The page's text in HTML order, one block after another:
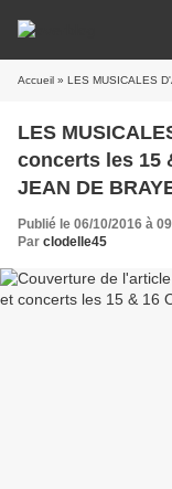
Accueil » LES MUSICALES
LES
concerts les 15
JEAN DE
Publié le 06/10/2016 à
Par clodelle45